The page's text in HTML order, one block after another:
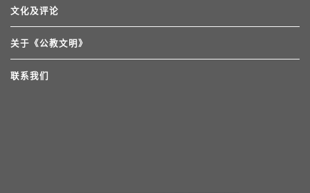
文化及评论
关于《公教文明》
联系我们